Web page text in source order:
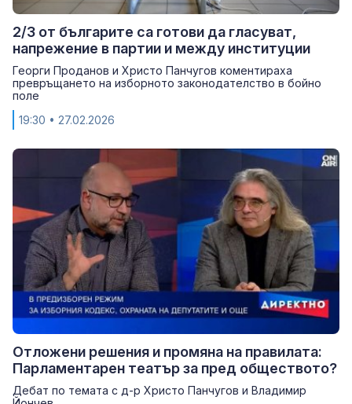
2/3 от българите са готови да гласуват,
напрежение в партии и между институции
Георги Проданов и Христо Панчугов коментираха
превръщането на изборното законодателство в бойно
поле
19:30 • 27.02.2026
Отложени решения и промяна на правилата:
Парламентарен театър за пред обществото?
Дебат по темата с д-р Христо Панчугов и Владимир